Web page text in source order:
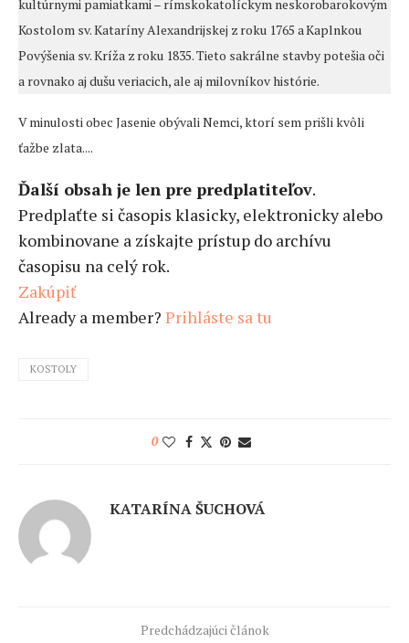
kultúrnymi pamiatkami – rímskokatolíckym neskorobarokovým
Kostolom sv. Kataríny Alexandrijskej z roku 1765 a Kaplnkou
Povýšenia sv. Kríža z roku 1835. Tieto sakrálne stavby potešia oči
a rovnako aj dušu veriacich, ale aj milovníkov histórie.
V minulosti obec Jasenie obývali Nemci, ktorí sem prišli kvôli
ťažbe zlata....
Ďalší obsah je len pre predplatiteľov.
Predplaťte si časopis klasicky, elektronicky alebo
kombinovane a získajte prístup do archívu
časopisu na celý rok.
Zakúpiť
Already a member? Prihláste sa tu
KOSTOLY
0
KATARÍNA ŠUCHOVÁ
Predchádzajúci článok